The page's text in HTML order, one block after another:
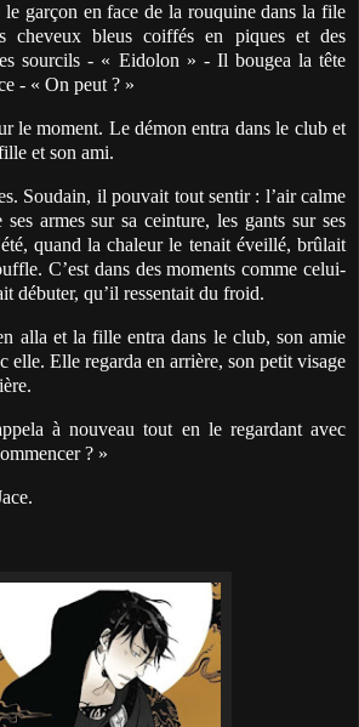
le garçon en face de la rouquine dans la file
cheveux bleus coiffés en piques et des
sourcils - « Eidolon » - Il bougea la tête
- « On peut ? »
le moment. Le démon entra dans le club et
et son ami.
Soudain, il pouvait tout sentir : l’air calme
armes sur sa ceinture, les gants sur ses
quand la chaleur le tenait éveillé, brûlait
C’est dans des moments comme celui-
débuter, qu’il ressentait du froid.
alla et la fille entra dans le club, son amie
elle. Elle regarda en arrière, son petit visage
à nouveau tout en le regardant avec
? »